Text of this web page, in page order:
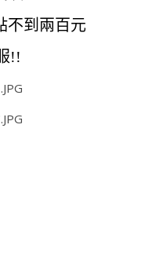
不到兩百元
!!